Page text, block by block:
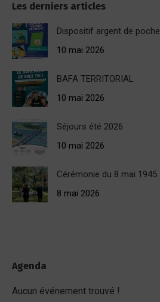
Les derniers articles
Dispositif argent de poche
10 mai 2026
BAFA TERRITORIAL
10 mai 2026
Séjours été 2026
10 mai 2026
Cérémonie du 8 mai 1945
8 mai 2026
Agenda
Aucun événement trouvé !